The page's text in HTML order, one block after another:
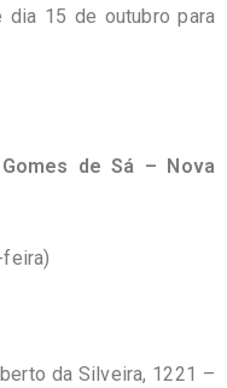
dia 15 de outubro para
de Sá – Nova
da Silveira, 1221 –